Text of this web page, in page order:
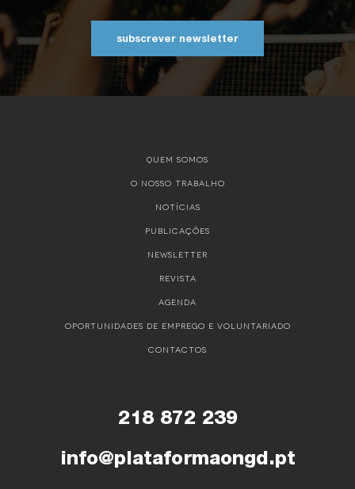
subscrever newsletter
QUEM SOMOS
O NOSSO TRABALHO
NOTÍCIAS
PUBLICAÇÕES
NEWSLETTER
REVISTA
AGENDA
OPORTUNIDADES DE EMPREGO E VOLUNTARIADO
CONTACTOS
218 872 239
info@plataformaongd.pt